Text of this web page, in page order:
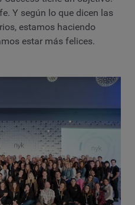
Y según lo que dicen las
estamos haciendo
estar más felices.